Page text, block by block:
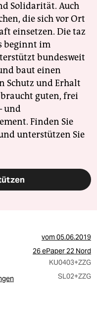
Solidarität. Auch
die sich vor Ort
einsetzen. Die taz
beginnt im
bundesweit
baut einen
Schutz und Erhalt
guten, frei
und
Finden Sie
unterstützen Sie
vom05.06.2019
26 ePaper 22 Nord
KU0403+ZZG
SL02+ZZG